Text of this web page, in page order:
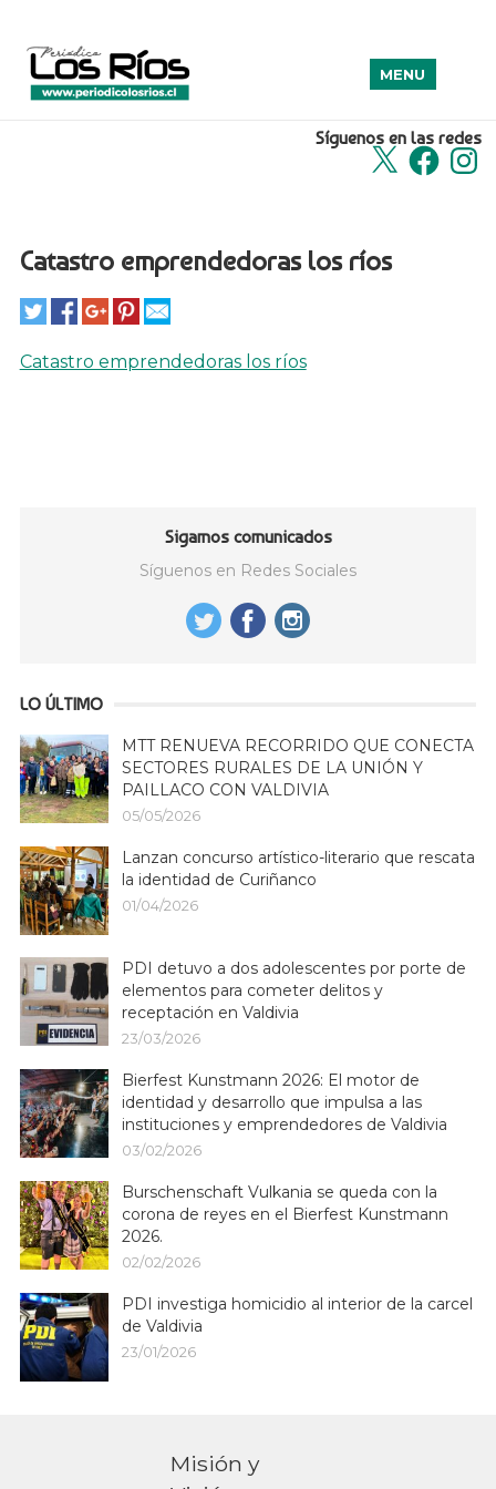
Síguenos en las redes
X Facebook
MENU
Catastro emprendedoras los ríos
Catastro emprendedoras los ríos
Sigamos comunicados
Síguenos en Redes Sociales
LO ÚLTIMO
MTT RENUEVA RECORRIDO QUE CONECTA
SECTORES RURALES DE LA UNIÓN Y
PAILLACO CON VALDIVIA
05/05/2026
Lanzan concurso artístico-literario que rescata
la identidad de Curiñanco
01/04/2026
PDI detuvo a dos adolescentes por porte de
elementos para cometer delitos y
receptación en Valdivia
23/03/2026
Bierfest Kunstmann 2026: El motor de
identidad y desarrollo que impulsa a las
instituciones y emprendedores de Valdivia
03/02/2026
Burschenschaft Vulkania se queda con la
corona de reyes en el Bierfest Kunstmann
2026.
02/02/2026
PDI investiga homicidio al interior de la carcel
de Valdivia
23/01/2026
Misión y